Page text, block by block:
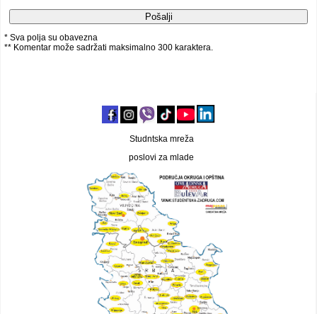
Studntska mreža
poslovi za mlade
* Sva polja su obavezna
** Komentar može sadržati maksimalno 300 karaktera.